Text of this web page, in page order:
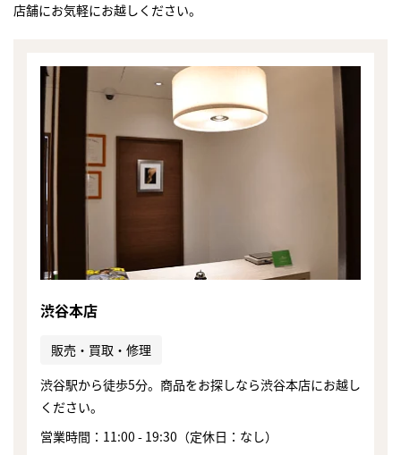
店舗にお気軽にお越しください。
渋谷本店
販売・買取・修理
渋谷駅から徒歩5分。商品をお探しなら渋谷本店にお越し
ください。
営業時間：11:00 - 19:30（定休日：なし）
かんたん30秒でお試し査定